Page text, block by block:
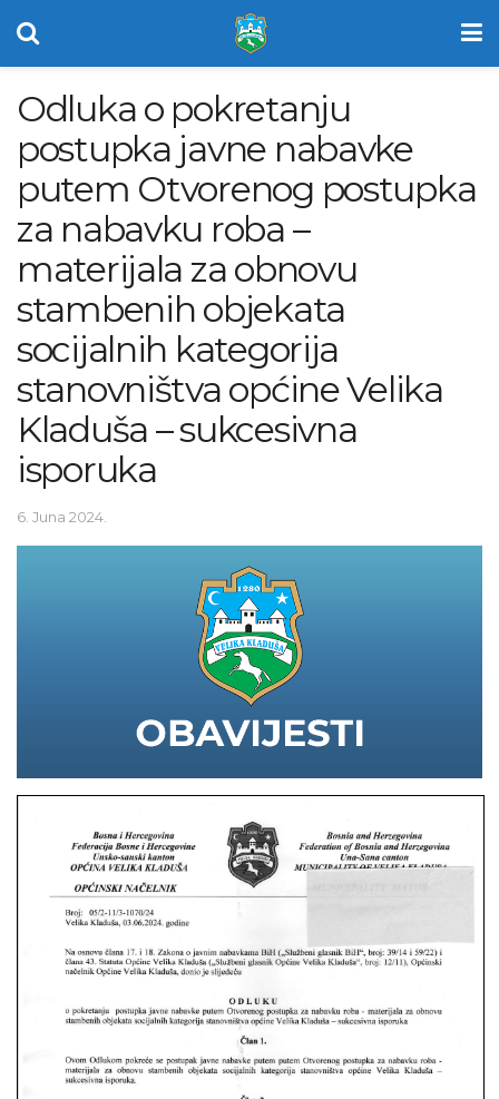
Odluka o pokretanju
postupka javne nabavke
putem Otvorenog postupka
za nabavku roba –
materijala za obnovu
stambenih objekata
socijalnih kategorija
stanovništva općine Velika
Kladuša – sukcesivna
isporuka
6. Juna 2024.